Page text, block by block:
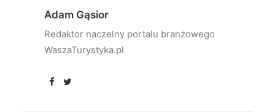
Adam Gąsior
Redaktor naczelny portalu branżowego
WaszaTurystyka.pl